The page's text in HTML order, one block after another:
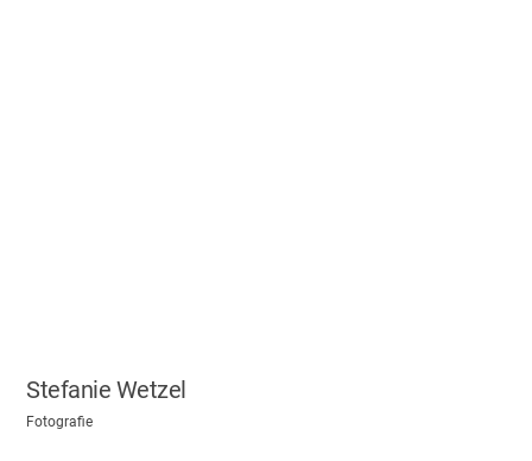
Stefanie Wetzel
Fotografie